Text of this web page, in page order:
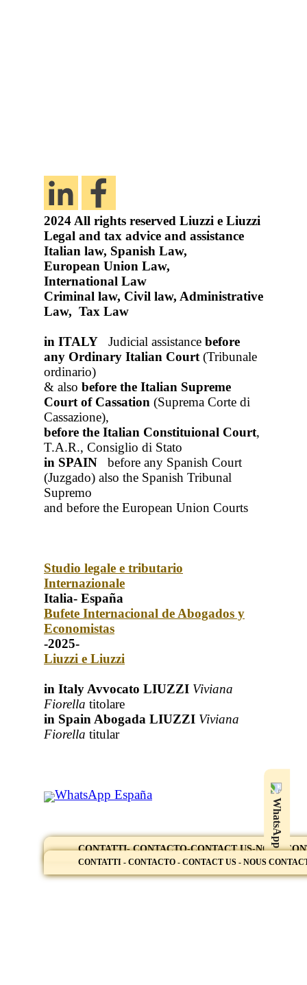
2024 All rights reserved Liuzzi e Liuzzi
Legal and tax advice and assistance
Italian law, Spanish Law,
European Union Law,
International Law
Criminal law, Civil law, Administrative
Law, Tax Law
in ITALY Judicial assistance before
any Ordinary Italian Court (Tribunale
ordinario)
& also before the Italian Supreme
Court of Cassation (Suprema Corte di
Cassazione),
before the Italian Constituional Court,
T.A.R., Consiglio di Stato
in SPAIN before any Spanish Court
(Juzgado) also the Spanish Tribunal
Supremo
and before the European Union Courts
Studio legale e tributario
Internazionale
Italia- España
Bufete Internacional de Abogados y
Economistas
-2025-
Liuzzi e Liuzzi
in Italy Avvocato LIUZZI Viviana
Fiorella titolare
in Spain Abogada LIUZZI Viviana
Fiorella titular
CONTATTI- CONTACTO-CONTACT US-NOUS
WhatsApp España
WhatsApp
CONTATTI - CONTACTO - CONTACT US - NOUS